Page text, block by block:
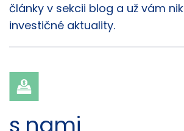
články v sekcii blog a už vám
investičné aktuality.